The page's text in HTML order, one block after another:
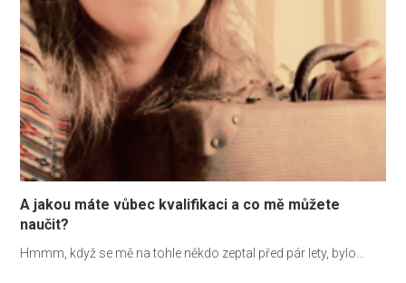
A jakou máte vůbec kvalifikaci a co mě můžete
naučit?
Hmmm, když se mě na tohle někdo zeptal před pár lety, bylo…